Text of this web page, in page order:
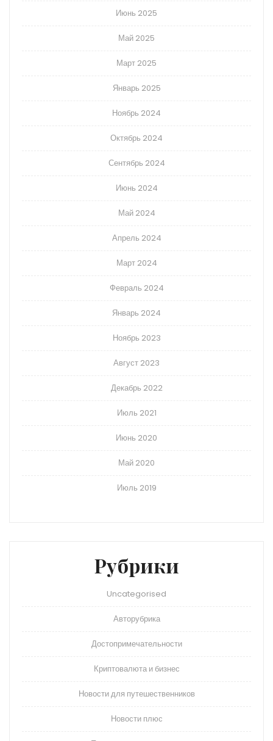
Июнь 2025
Май 2025
Март 2025
Январь 2025
Ноябрь 2024
Октябрь 2024
Сентябрь 2024
Июнь 2024
Май 2024
Апрель 2024
Март 2024
Февраль 2024
Январь 2024
Ноябрь 2023
Август 2023
Декабрь 2022
Июль 2021
Июнь 2020
Май 2020
Июль 2019
Рубрики
Uncategorised
Авторубрика
Достопримечательности
Криптовалюта и бизнес
Новости для путешественников
Новости плюс